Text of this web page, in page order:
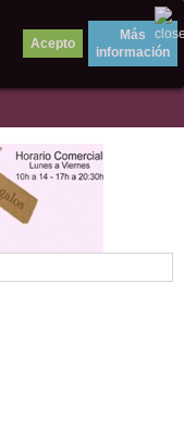
Más
información